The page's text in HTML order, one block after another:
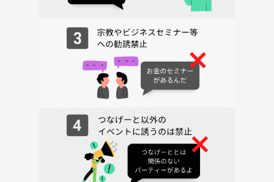
🌼 はじめての方・女性おひとりでも安心！🔰
女性おひとりでのご参加も多数✨
「ラーメン屋にひとりで入るのは勇気がいる…」という方も、
ぜひこの機会にごっつデビューしてみてください！
地球で起きている事の真相を知りたい方、親からも学校でも会社でも教
えてくれないお金の話、等々のお話をしませんか？
興味がある方ならどなたでもご参加いただけます♪
普通の交流会・イベントに飽きた方も、初めての方もご参加お待ちして